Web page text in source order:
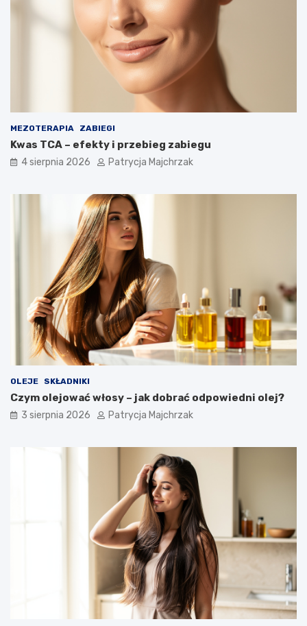
MEZOTERAPIA ZABIEGI
Kwas TCA – efekty i przebieg zabiegu
4 sierpnia 2026 Patrycja Majchrzak
OLEJE SKŁADNIKI
Czym olejować włosy – jak dobrać odpowiedni olej?
3 sierpnia 2026 Patrycja Majchrzak